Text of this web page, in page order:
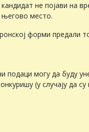
кандидат не појави на
његово место.
форми предали
подаци могу да буду
(у случају да